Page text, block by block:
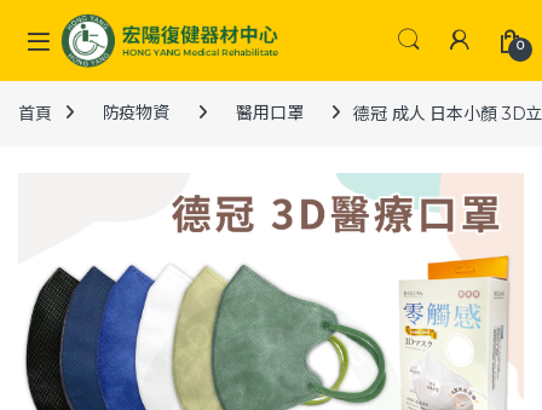
Skip to navigation
Skip to content
0
首頁 防疫物資 醫用口罩 德冠 成人 日本小顏 3D